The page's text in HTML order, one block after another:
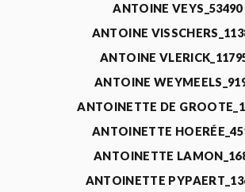
ANTOINE VEYS_53490
ANTOINE
ANTOINE
ANTOINE
ANTOINETTE DE
ANTOINETTE
ANTOINETTE
ANTOINETTE